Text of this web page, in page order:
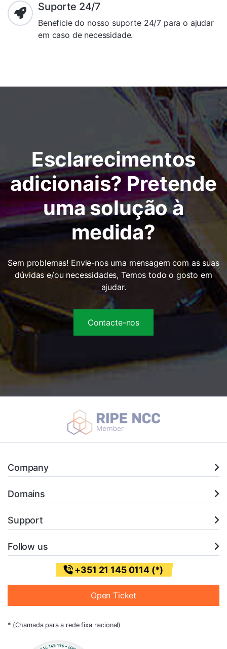
Suporte 24/7
Beneficie do nosso suporte 24/7 para o ajudar
em caso de necessidade.
Esclarecimentos
adicionais? Pretende
uma solução à
medida?
Sem problemas! Envie-nos uma mensagem com as suas
dúvidas e/ou necessidades, Temos todo o gosto em
ajudar.
Contacte-nos
Company
Domains
Support
Follow us
+351 21 145 0114 (*)
Open Ticket
* (Chamada para a rede fixa nacional)